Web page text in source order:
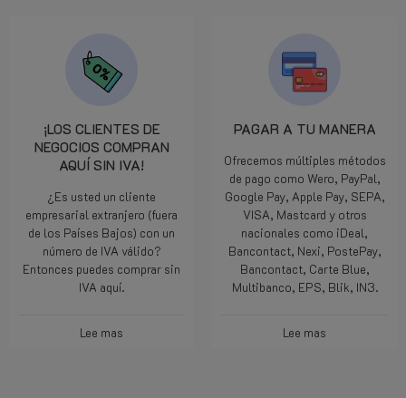
¡LOS CLIENTES DE
NEGOCIOS COMPRAN
AQUÍ SIN IVA!
¿Es usted un cliente
empresarial extranjero (fuera
de los Países Bajos) con un
número de IVA válido?
Entonces puedes comprar sin
IVA aquí.
Lee mas
PAGAR A TU MANERA
Ofrecemos múltiples métodos
de pago como Wero, PayPal,
Google Pay, Apple Pay, SEPA,
VISA, Mastcard y otros
nacionales como iDeal,
Bancontact, Nexi, PostePay,
Bancontact, Carte Blue,
Multibanco, EPS, Blik, IN3.
Lee mas